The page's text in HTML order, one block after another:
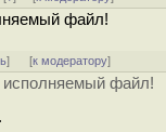
файл!
] [к модератору]
исполняемый файл!